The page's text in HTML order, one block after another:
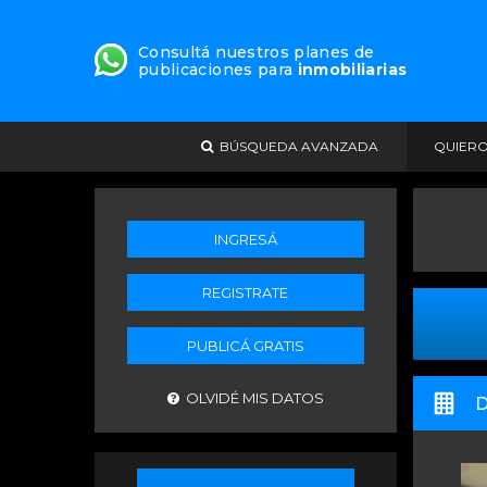
Consultá nuestros planes de
publicaciones para inmobiliarias
BÚSQUEDA AVANZADA QUIERO
INGRESÁ
REGISTRATE
PUBLICÁ GRATIS
OLVIDÉ MIS DATOS